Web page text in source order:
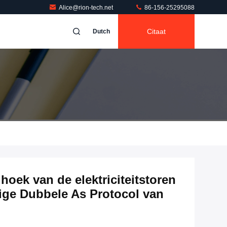
Alice@rion-tech.net 86-156-25295088
Dutch Citaat
van de elektriciteitstoren
Dubbele As Protocol van